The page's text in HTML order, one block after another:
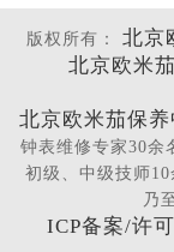
版权所有： 北京
北京欧米
北京欧米茄保养
钟表维修专家30余
初级、中级技师
乃
ICP备案/许